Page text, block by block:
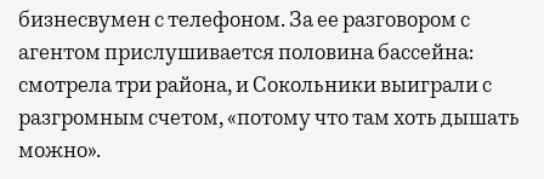
бизнесвумен с телефоном. За ее разговором с
агентом прислушивается половина бассейна:
смотрела три района, и Сокольники выиграли с
разгромным счетом, «потому что там хоть дышать
можно».